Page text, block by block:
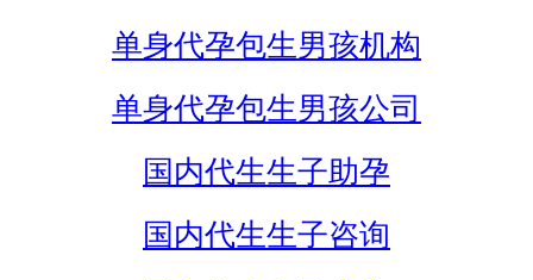
单身代孕包生男孩机构
单身代孕包生男孩公司
国内代生生子助孕
国内代生生子咨询